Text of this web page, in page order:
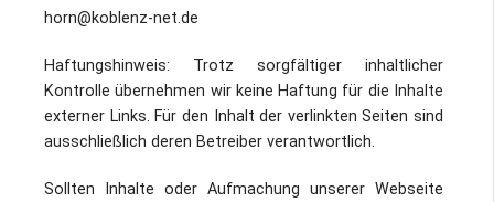
Portrait
Impressum / Datenschutz
horn@koblenz-net.de
Haftungshinweis: Trotz sorgfältiger inhaltlicher
Kontrolle übernehmen wir keine Haftung für die Inhalte
externer Links. Für den Inhalt der verlinkten Seiten sind
ausschließlich deren Betreiber verantwortlich.
Sollten Inhalte oder Aufmachung unserer Webseite